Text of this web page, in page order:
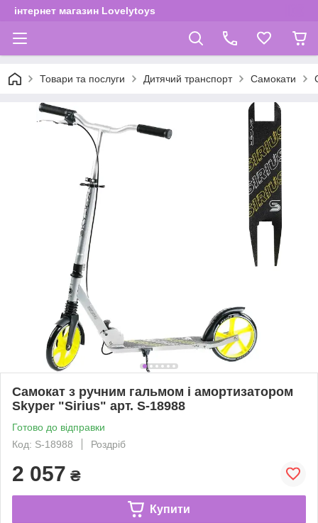
інтернет магазин Lovelytoys
Товари та послуги Дитячий транспорт Самокати
Самокат з ручним гальмом і амортизатором
Skyper "Sirius" арт. S-18988
Готово до відправки
Код: S-18988
Роздріб
2 057 ₴
Купити